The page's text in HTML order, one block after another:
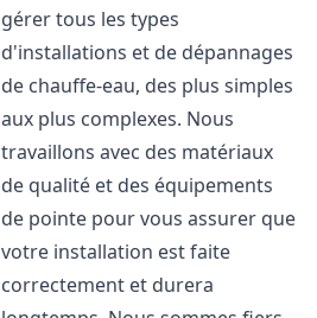
gérer tous les types
d'installations et de dépannages
de chauffe-eau, des plus simples
aux plus complexes. Nous
travaillons avec des matériaux
de qualité et des équipements
de pointe pour vous assurer que
votre installation est faite
correctement et durera